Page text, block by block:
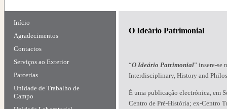
Início
Agradecimentos
Contactos
Serviços ao Exterior
Parcerias
Unidade de Trabalho de
Campo
O Ideário Patrimonial
“O Ideário Patrimonial” insere-se
Interdisciplinary, History and
É uma publicação electrónica, em
Centro de Pré-História; ex-Centro